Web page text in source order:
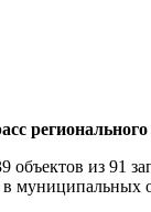
объектов из 91
муниципальных